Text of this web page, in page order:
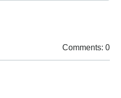
Comments: 0